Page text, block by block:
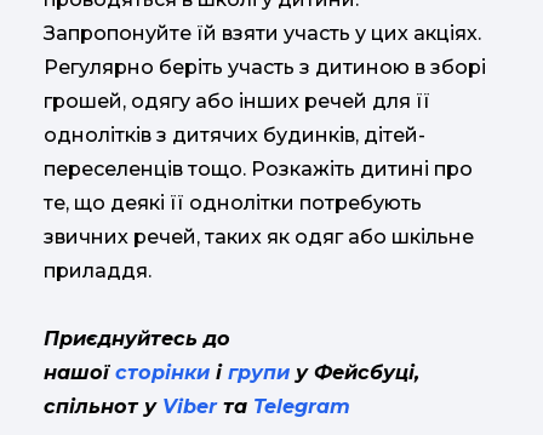
Запропонуйте їй взяти участь у цих акціях.
Регулярно беріть участь з дитиною в зборі
грошей, одягу або інших речей для її
однолітків з дитячих будинків, дітей-
переселенців тощо. Розкажіть дитині про
те, що деякі її однолітки потребують
звичних речей, таких як одяг або шкільне
приладдя.
Приєднуйтесь до
нашої сторінки і групи у Фейсбуці,
спільнот у Viberта Telegram